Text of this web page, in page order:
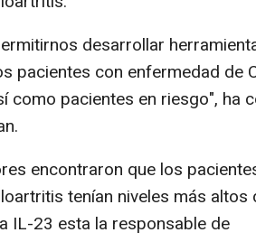
desarrollar
pacientes con enfermedad de
como pacientes en riesgo", ha
encontraron que los
tenían niveles más altos
IL-23 esta la responsable de